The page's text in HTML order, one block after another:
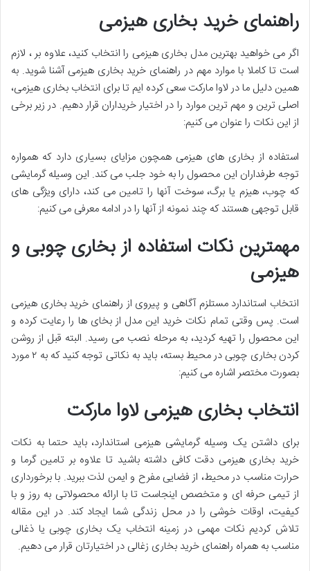
راهنمای خرید بخاری هیزمی
اگر می خواهید بهترین مدل بخاری هیزمی را انتخاب کنید، علاوه بر ، لازم
است تا کاملا با موارد مهم در راهنمای خرید بخاری هیزمی آشنا شوید. به
همین دلیل ما در لاوا مارکت سعی کرده ایم تا برای انتخاب بخاری هیزمی،
اصلی ترین و مهم ترین موارد را در اختیار خریداران قرار دهیم. در زیر برخی
از این نکات را عنوان می کنیم:
استفاده از بخاری های هیزمی همچون مزایای بسیاری دارد که همواره
توجه طرفداران این محصول را به خود جلب می کند. این وسیله گرمایشی
که چوب، هیزم یا برگ، سوخت آنها را تامین می کند، دارای ویژگی های
قابل توجهی هستند که چند نمونه از آنها را در ادامه معرفی می کنیم:
مهمترین نکات استفاده از بخاری چوبی و
هیزمی
انتخاب استاندارد مستلزم آگاهی و پیروی از راهنمای خرید بخاری هیزمی
است. پس وقتی تمام نکات خرید این مدل از بخای ها را رعایت کرده و
این محصول را تهیه کردید، به مرحله نصب می رسید. البته قبل از روشن
کردن بخاری چوبی در محیط بسته، باید به نکاتی توجه کنید که به ۲ مورد
بصورت مختصر اشاره می کنیم:
انتخاب بخاری هیزمی لاوا مارکت
برای داشتن یک وسیله گرمایشی هیزمی استاندارد، باید حتما به نکات
خرید بخاری هیزمی دقت کافی داشته باشید تا علاوه بر تامین گرما و
حرارت مناسب در محیط، از فضایی مفرح و ایمن لذت ببرید. با برخورداری
از تیمی حرفه ای و متخصص اینجاست تا با ارائه محصولاتی به روز و با
کیفیت، اوقات خوشی را در محل زندگی شما ایجاد کند. در این مقاله
تلاش کردیم نکات مهمی در زمینه انتخاب یک بخاری چوبی یا ذغالی
مناسب به همراه راهنمای خرید بخاری زغالی در اختیارتان قرار می دهیم.